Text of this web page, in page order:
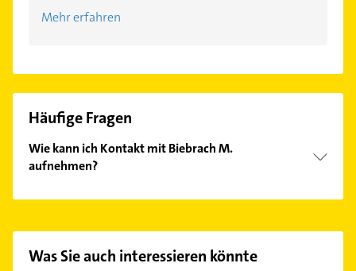
Mehr erfahren
Häufige Fragen
Wie kann ich Kontakt mit Biebrach M.
aufnehmen?
finden Sie alleKontaktdaten.
Was Sie auch interessieren könnte